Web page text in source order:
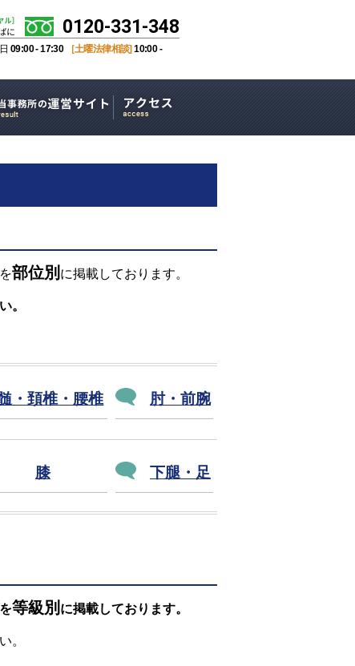
0120-331-348
09:00 - 17:30 ［土曜法律相談] 10:00 -
部位別 に掲載しております。
。
・頚椎・腰椎 肘・前腕
膝 下腿・足
等級別 に掲載しております。
。